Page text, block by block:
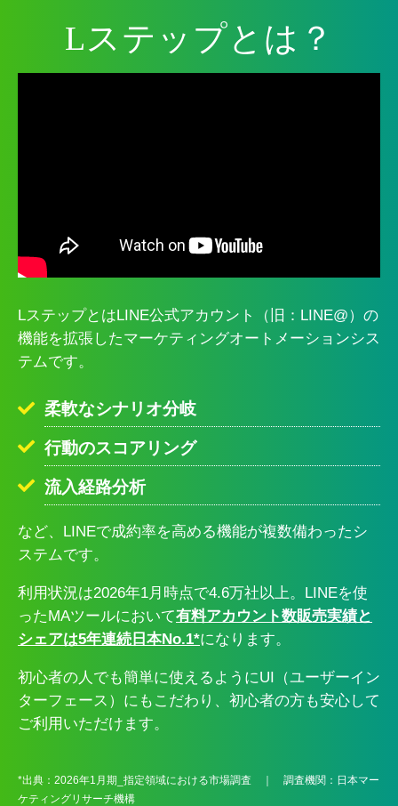
Lステップとは？
LステップとはLINE公式アカウント（旧：LINE@）の
機能を拡張したマーケティングオートメーションシス
テムです。
柔軟なシナリオ分岐
行動のスコアリング
流入経路分析
など、LINEで成約率を高める機能が複数備わったシ
ステムです。
利用状況は2026年1月時点で4.6万社以上。LINEを使
ったMAツールにおいて有料アカウント数販売実績と
シェアは5年連続日本No.1*になります。
初心者の人でも簡単に使えるようにUI（ユーザーイン
ターフェース）にもこだわり、初心者の方も安心して
ご利用いただけます。
*出典：2026年1月期_指定領域における市場調査 ｜ 調査機関：日本マー
ケティングリサーチ機構